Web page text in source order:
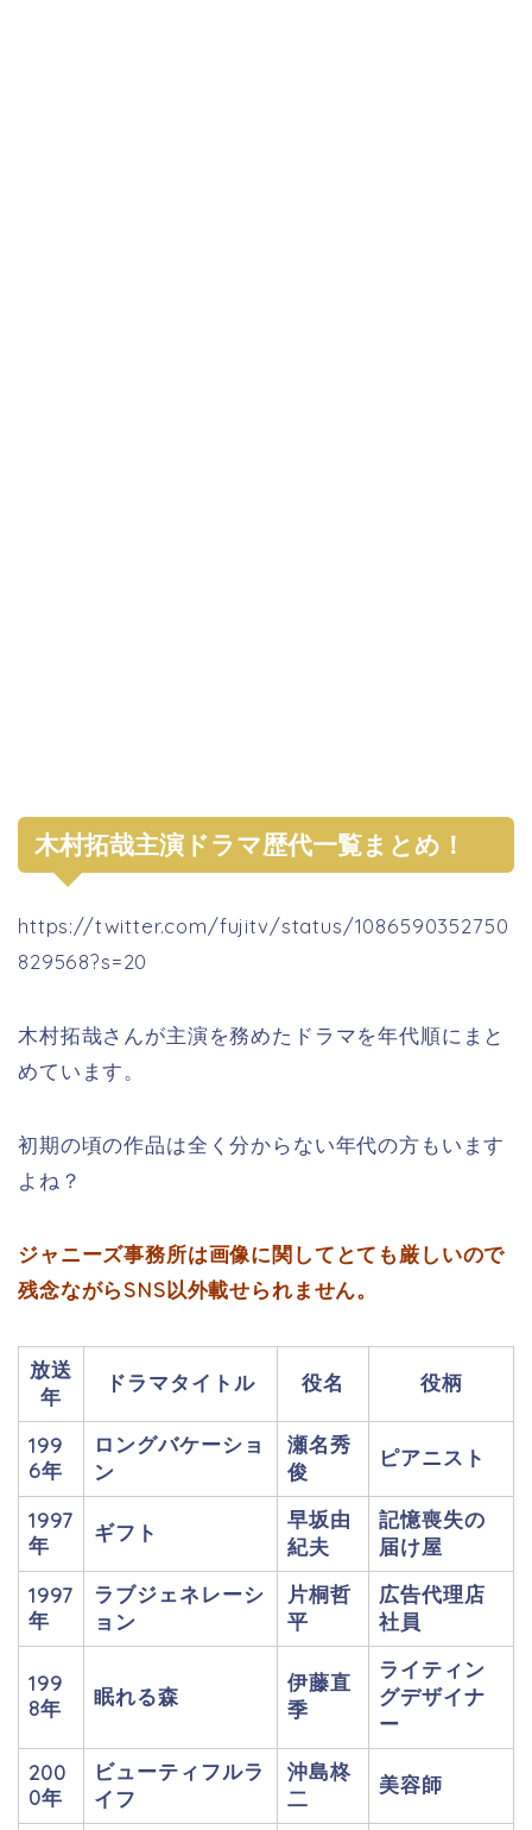
木村拓哉主演ドラマ歴代一覧まとめ！
https://twitter.com/fujitv/status/1086590352750
829568?s=20
木村拓哉さんが主演を務めたドラマを年代順にまと
めています。
初期の頃の作品は全く分からない年代の方もいます
よね？
ジャニーズ事務所は画像に関してとても厳しいので
残念ながらSNS以外載せられません。
放送
年
ドラマタイトル 役名 役柄
199
6年
ロングバケーショ
ン
瀬名秀
俊
ピアニスト
1997
年
ギフト
早坂由
紀夫
記憶喪失の
届け屋
1997
年
ラブジェネレーシ
ョン
片桐哲
平
広告代理店
社員
199
8年
眠れる森
伊藤直
季
ライティン
グデザイナ
ー
200
0年
ビューティフルラ
イフ
沖島柊
二
美容師